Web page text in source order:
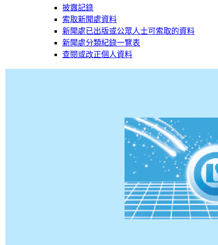
披露記錄
索取新聞處資料
新聞處已出版或公眾人士可索取的資料
新聞處分類紀錄一覽表
查閱或改正個人資料